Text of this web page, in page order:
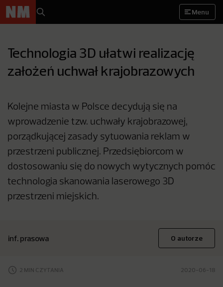
Menu
Technologia 3D ułatwi realizację
założeń uchwał krajobrazowych
Kolejne miasta w Polsce decydują się na
wprowadzenie tzw. uchwały krajobrazowej,
porządkującej zasady sytuowania reklam w
przestrzeni publicznej. Przedsiębiorcom w
dostosowaniu się do nowych wytycznych pomóc
technologia skanowania laserowego 3D
przestrzeni miejskich.
inf. prasowa O autorze
2 MIN CZYTANIA 2020-06-18